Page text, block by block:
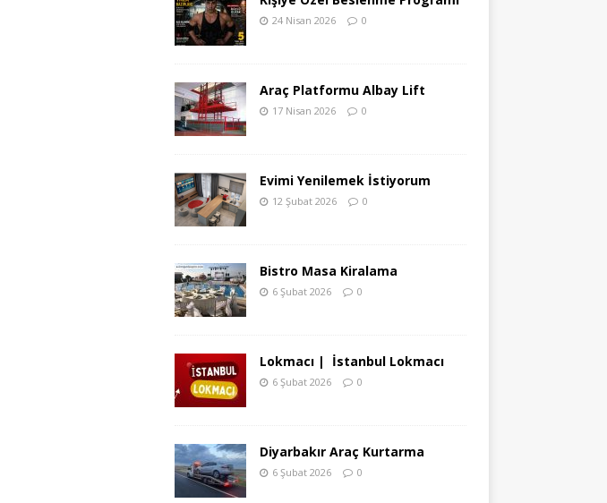
24 Nisan 2026 0
Araç Platformu Albay Lift
17 Nisan 2026 0
Evimi Yenilemek İstiyorum
12 Şubat 2026 0
Bistro Masa Kiralama
6 Şubat 2026 0
Lokmacı | İstanbul Lokmacı
6 Şubat 2026 0
Diyarbakır Araç Kurtarma
6 Şubat 2026 0